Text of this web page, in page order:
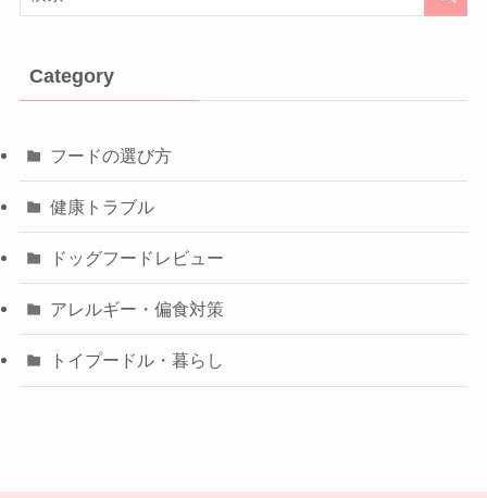
Category
フードの選び方
健康トラブル
ドッグフードレビュー
アレルギー・偏食対策
トイプードル・暮らし